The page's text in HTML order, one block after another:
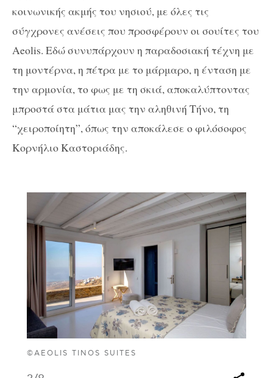
κοινωνικής ακμής του νησιού, με όλες τις
σύγχρονες ανέσεις που προσφέρουν οι σουίτες του
Aeolis. Εδώ συνυπάρχουν η παραδοσιακή τέχνη με
τη μοντέρνα, η πέτρα με το μάρμαρο, η ένταση με
την αρμονία, το φως με τη σκιά, αποκαλύπτοντας
μπροστά στα μάτια μας την αληθινή Τήνο, τη
“χειροποίητη”, όπως την αποκάλεσε ο φιλόσοφος
Κορνήλιο Καστοριάδης.
©AEOLIS TINOS SUITES